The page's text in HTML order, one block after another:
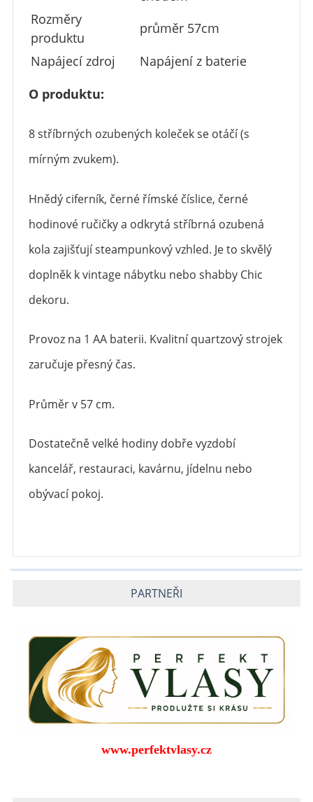
Rozměry
produktu
průměr 57cm
Napájecí zdroj
Napájení z baterie
O produktu:
8 stříbrných ozubených koleček se otáčí (s
mírným zvukem).
Hnědý ciferník, černé římské číslice, černé
hodinové ručičky a odkrytá stříbrná ozubená
kola zajišťují steampunkový vzhled. Je to skvělý
doplněk k vintage nábytku nebo shabby Chic
dekoru.
Provoz na 1 AA baterii. Kvalitní quartzový strojek
zaručuje přesný čas.
Průměr v 57 cm.
Dostatečně velké hodiny dobře vyzdobí
kancelář, restauraci, kavárnu, jídelnu nebo
obývací pokoj.
PARTNEŘI
www.perfektvlasy.cz